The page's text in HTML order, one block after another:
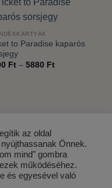
to Paradise kaparós
Ft – 5880 FtÁrtartomány:
az oldal
Önnek.
mind" gombra
működéséhez.
és egyesével való